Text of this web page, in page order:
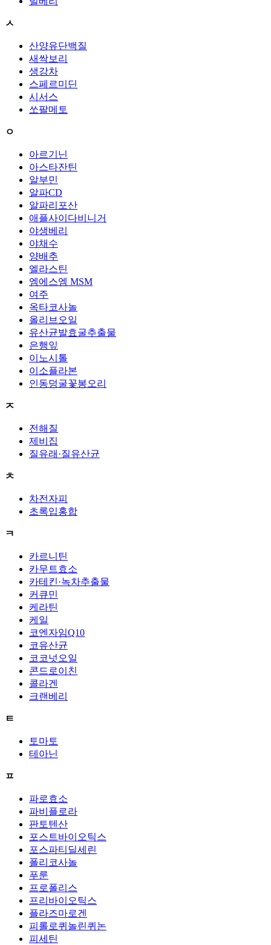
ㅅ
산양유단백질
새싹보리
생강차
스페르미딘
시서스
쏘팔메토
ㅇ
아르기닌
아스타잔틴
알부민
알파CD
알파리포산
애플사이다비니거
야생베리
야채수
양배추
엘라스틴
엠에스엠 MSM
여주
옥타코사놀
올리브오일
유산균발효굴추출물
은행잎
이노시톨
이소플라본
인동덩굴꽃봉오리
ㅈ
전해질
제비집
질유래·질유산균
ㅊ
차전자피
초록입홍합
ㅋ
카르니틴
카무트효소
카테킨·녹차추출물
커큐민
케라틴
케일
코엔자임Q10
코유산균
코코넛오일
콘드로이친
콜라겐
크랜베리
ㅌ
토마토
테아닌
ㅍ
파로효소
파비플로라
판토텐산
포스트바이오틱스
포스파티딜세린
폴리코사놀
푸룬
프로폴리스
프리바이오틱스
플라즈마로겐
피롤로퀴놀린퀴논
피세틴